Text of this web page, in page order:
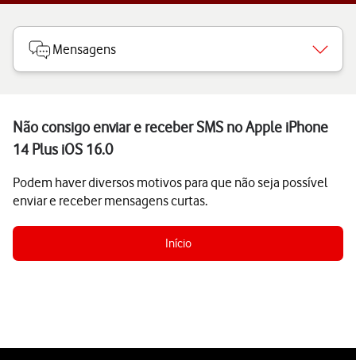
Mensagens
Não consigo enviar e receber SMS no Apple iPhone
14 Plus iOS 16.0
Podem haver diversos motivos para que não seja possível
enviar e receber mensagens curtas.
Início